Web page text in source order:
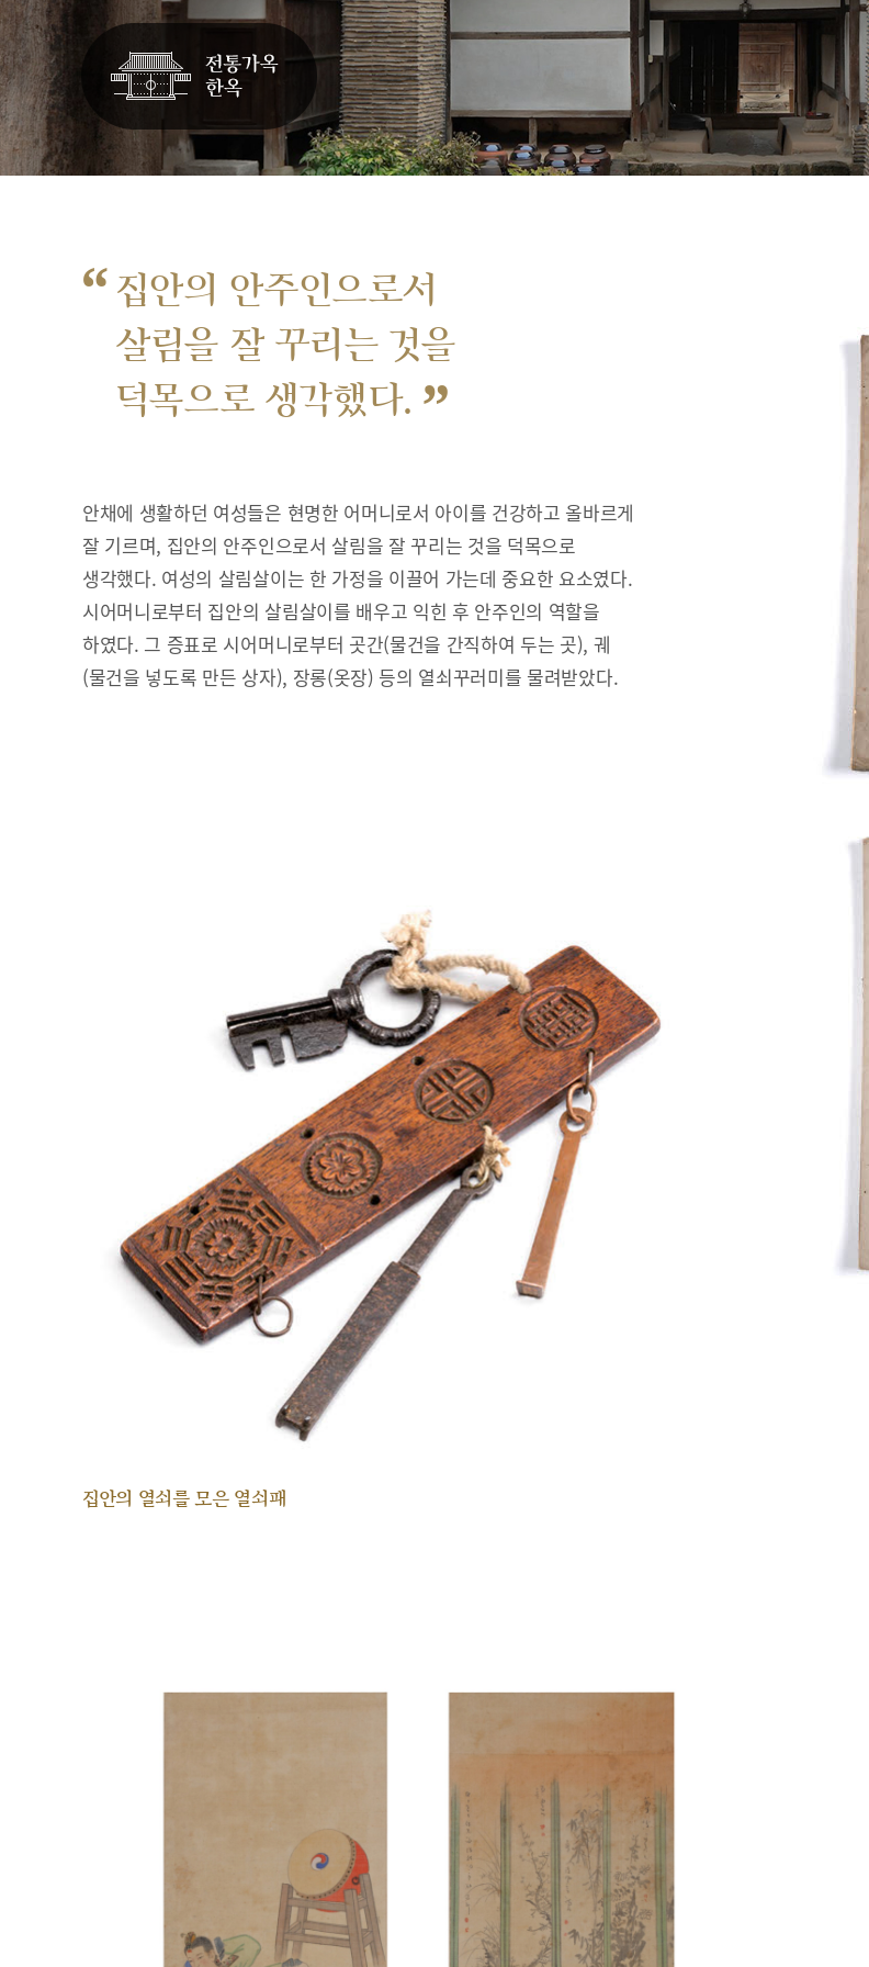
“ 집안의 안주인으로서
살림을 잘 꾸리는 것을
덕목으로 생각했다. ”
안채에 생활하던 여성들은 현명한 어머니로서 아이를 건강하고 올바르게
잘 기르며, 집안의 안주인으로서 살림을 잘 꾸리는 것을 덕목으로
생각했다. 여성의 살림살이는 한 가정을 이끌어 가는데 중요한 요소였다.
시어머니로부터 집안의 살림살이를 배우고 익힌 후 안주인의 역할을
하였다. 그 증표로 시어머니로부터 곳간(물건을 간직하여 두는 곳), 궤
(물건을 넣도록 만든 상자), 장롱(옷장) 등의 열쇠꾸러미를 물려받았다.
집안의 열쇠를 모은 열쇠패